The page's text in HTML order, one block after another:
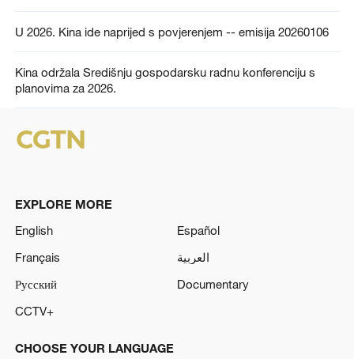
U 2026. Kina ide naprijed s povjerenjem -- emisija 20260106
Kina održala Središnju gospodarsku radnu konferenciju s
planovima za 2026.
EXPLORE MORE
English
Español
Français
العربية
Русский
Documentary
CCTV+
CHOOSE YOUR LANGUAGE